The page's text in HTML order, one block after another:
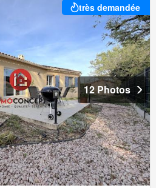
très demandée
12 Photos